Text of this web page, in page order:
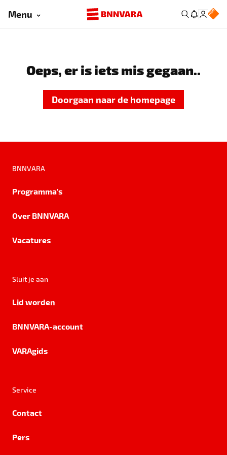
Menu
Oeps, er is iets mis gegaan..
Doorgaan naar de homepage
BNNVARA
Programma's
Over BNNVARA
Vacatures
Sluit je aan
Lid worden
BNNVARA-account
VARAgids
Service
Contact
Pers